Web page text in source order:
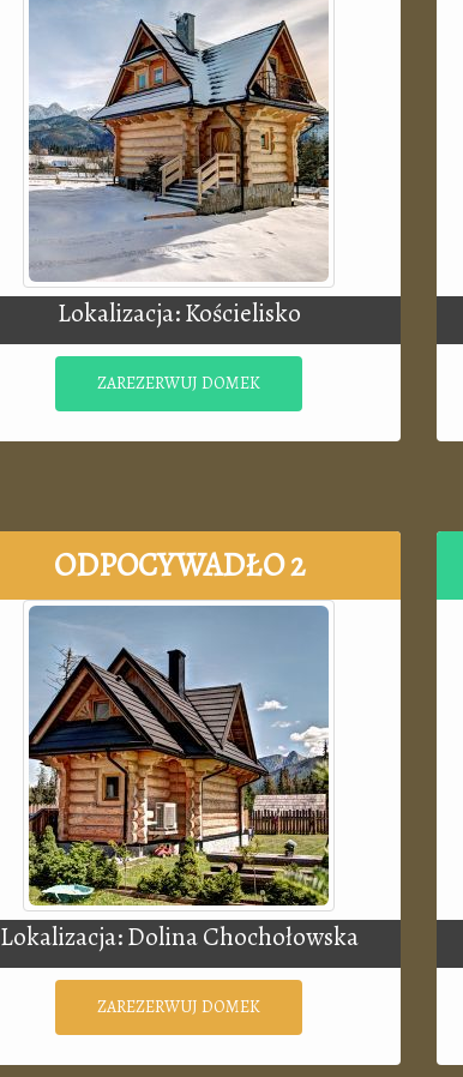
Lokalizacja: Kościelisko
ZAREZERWUJ DOMEK
ODPOCYWADŁO 2
Lokalizacja: Dolina Chochołowska
ZAREZERWUJ DOMEK